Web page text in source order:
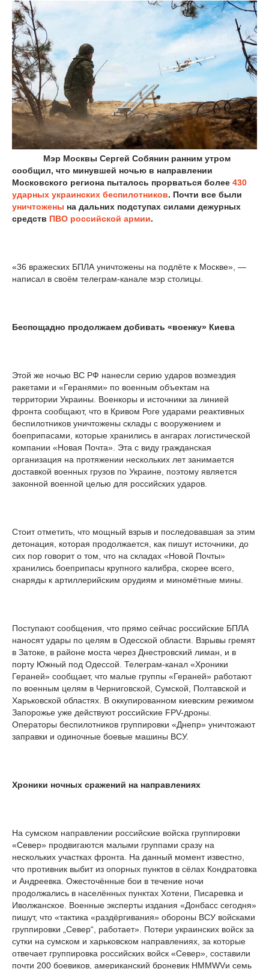
Мэр Москвы Сергей Собянин ранним утром
сообщил, что минувшей ночью в направлении
Московского региона пыталось прорваться более 430
ударных украинских беспилотников. Почти все были
уничтожены на дальних подступах силами дежурных
средств ПВО российской армии.
«36 вражеских БПЛА уничтожены на подлёте к Москве», —
написал в своём телеграм-канале мэр столицы.
Беспощадно продолжаем добивать «военку» Киева
Этой же ночью ВС РФ нанесли серию ударов возмездия
ракетами и «Геранями» по военным объектам на
территории Украины. Военкоры и источники за линией
фронта сообщают, что в Кривом Роге ударами реактивных
беспилотников уничтожены склады с вооружением и
боеприпасами, которые хранились в ангарах логистической
компании «Новая Почта». Эта с виду гражданская
организация на протяжении нескольких лет занимается
доставкой военных грузов по Украине, поэтому является
законной военной целью для российских ударов.
Стоит отметить, что мощный взрыв и последовавшая за этим
детонация, которая продолжается, как пишут источники, до
сих пор говорит о том, что на складах «Новой Почты»
хранились боеприпасы крупного калибра, скорее всего,
снаряды к артиллерийским орудиям и миномётные мины.
Поступают сообщения, что прямо сейчас российские БПЛА
наносят удары по целям в Одесской области. Взрывы гремят
в Затоке, в районе моста через Днестровский лиман, и в
порту Южный под Одессой. Телеграм-канал «Хроники
Гераней» сообщает, что малые группы «Гераней» работают
по военным целям в Черниговской, Сумской, Полтавской и
Харьковской областях. В оккупированном киевским режимом
Запорожье уже действуют российские FPV-дроны.
Операторы беспилотников группировки «Днепр» уничтожают
заправки и одиночные боевые машины ВСУ.
Хроники ночных сражений на направлениях
На сумском направлении российские войска группировки
«Север» продвигаются малыми группами сразу на
нескольких участках фронта. На данный момент известно,
что противник выбит из опорных пунктов в сёлах Кондратовка
и Андреевка. Ожесточённые бои в течение ночи
продолжались в населённых пунктах Хотени, Писаревка и
Иволжанское. Военные эксперты издания «Донбасс сегодня»
пишут, что «тактика «раздёргивания» обороны ВСУ войсками
группировки „Север“, работает». Потери украинских войск за
сутки на сумском и харьковском направлениях, за которые
отвечает группировка российских войск «Север», составили
почти 200 боевиков, американский броневик HMMWVи семь